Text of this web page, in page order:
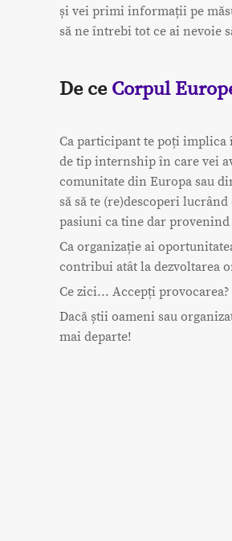
și vei primi informații pe
să ne întrebi tot ce ai nevoie
De ce Corpul
Ca participant te poți implica
de tip internship în care vei
comunitate din Europa sau
să să te (re)descoperi
pasiuni ca tine dar
Ca organizație ai
contribui atât la dezvoltarea
Ce zici... Accepți provocarea?
Dacă știi oameni sau
mai departe!